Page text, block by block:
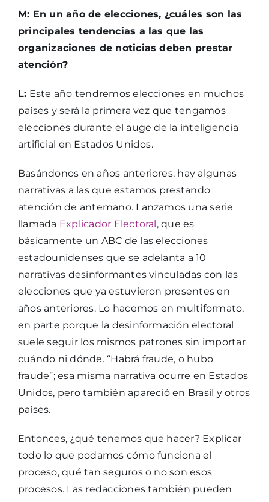
M: En un año de elecciones, ¿cuáles son las
principales tendencias a las que las
organizaciones de noticias deben prestar
atención?
L: Este año tendremos elecciones en muchos
países y será la primera vez que tengamos
elecciones durante el auge de la inteligencia
artificial en Estados Unidos.
Basándonos en años anteriores, hay algunas
narrativas a las que estamos prestando
atención de antemano. Lanzamos una serie
llamada Explicador Electoral , que es
básicamente un ABC de las elecciones
estadounidenses que se adelanta a 10
narrativas desinformantes vinculadas con las
elecciones que ya estuvieron presentes en
años anteriores. Lo hacemos en multiformato,
en parte porque la desinformación electoral
suele seguir los mismos patrones sin importar
cuándo ni dónde. “Habrá fraude, o hubo
fraude”; esa misma narrativa ocurre en Estados
Unidos, pero también apareció en Brasil y otros
países.
Entonces, ¿qué tenemos que hacer? Explicar
todo lo que podamos cómo funciona el
proceso, qué tan seguros o no son esos
procesos. Las redacciones también pueden